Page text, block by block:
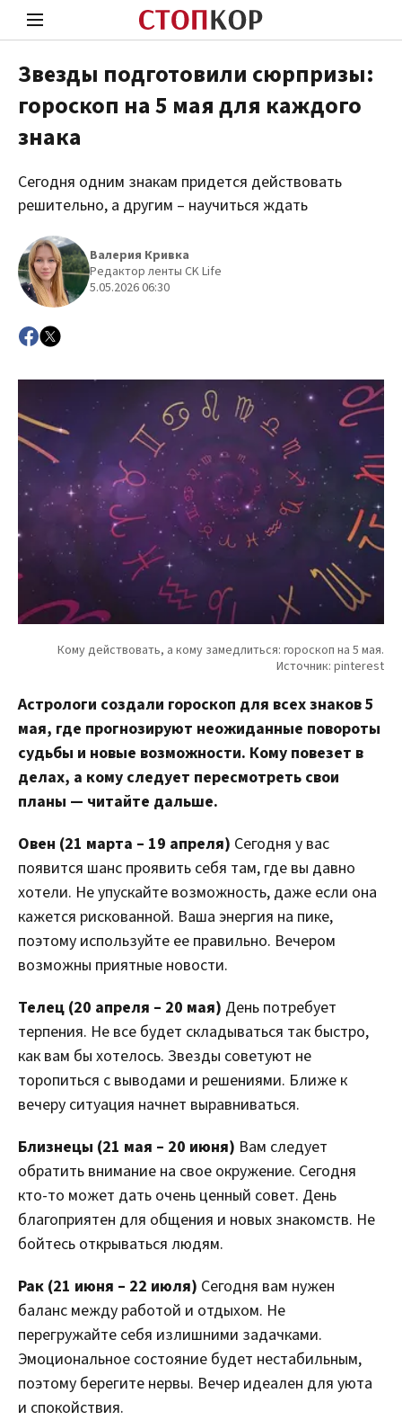
Стоп Политической Коррупции
Политика
Звезды подготовили сюрпризы:
гороскоп на 5 мая для каждого
знака
Сегодня одним знакам придется действовать
решительно, а другим – научиться ждать
Валерия Кривка
Редактор ленты CK Life
5.05.2026 06:30
Астрологи создали гороскоп для всех знаков 5
мая, где прогнозируют неожиданные повороты
судьбы и новые возможности. Кому повезет в
делах, а кому следует пересмотреть свои
планы — читайте дальше.
Овен (21 марта – 19 апреля) Сегодня у вас
появится шанс проявить себя там, где вы давно
хотели. Не упускайте возможность, даже если она
кажется рискованной. Ваша энергия на пике,
поэтому используйте ее правильно. Вечером
возможны приятные новости.
Телец (20 апреля – 20 мая) День потребует
терпения. Не все будет складываться так быстро,
как вам бы хотелось. Звезды советуют не
торопиться с выводами и решениями. Ближе к
вечеру ситуация начнет выравниваться.
Близнецы (21 мая – 20 июня) Вам следует
обратить внимание на свое окружение. Сегодня
кто-то может дать очень ценный совет. День
благоприятен для общения и новых знакомств. Не
бойтесь открываться людям.
Рак (21 июня – 22 июля) Сегодня вам нужен
баланс между работой и отдыхом. Не
перегружайте себя излишними задачками.
Эмоциональное состояние будет нестабильным,
поэтому берегите нервы. Вечер идеален для уюта
и спокойствия.